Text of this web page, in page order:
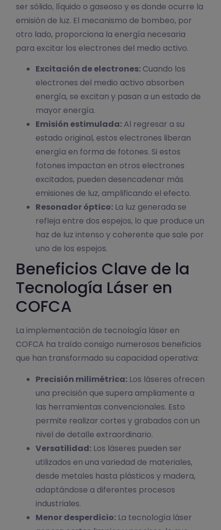
ser sólido, líquido o gaseoso y es donde ocurre la
emisión de luz. El mecanismo de bombeo, por
otro lado, proporciona la energía necesaria
para excitar los electrones del medio activo.
Excitación de electrones: Cuando los
electrones del medio activo absorben
energía, se excitan y pasan a un estado de
mayor energía.
Emisión estimulada: Al regresar a su
estado original, estos electrones liberan
energía en forma de fotones. Si estos
fotones impactan en otros electrones
excitados, pueden desencadenar más
emisiones de luz, amplificando el efecto.
Resonador óptico: La luz generada se
refleja entre dos espejos, lo que produce un
haz de luz intenso y coherente que sale por
uno de los espejos.
Beneficios Clave de la
Tecnología Láser en
COFCA
La implementación de tecnología láser en
COFCA ha traído consigo numerosos beneficios
que han transformado su capacidad operativa:
Precisión milimétrica: Los láseres ofrecen
una precisión que supera ampliamente a
las herramientas convencionales. Esto
permite realizar cortes y grabados con un
nivel de detalle extraordinario.
Versatilidad: Los láseres pueden ser
utilizados en una variedad de materiales,
desde metales hasta plásticos y madera,
adaptándose a diferentes procesos
industriales.
Menor desperdicio: La tecnología láser